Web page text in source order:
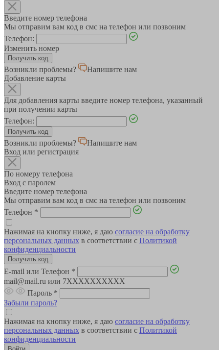
Введите номер телефона
Мы отправим вам код в смс на телефон или позвоним
Телефон:
Изменить номер
Возникли проблемы?
Напишите нам
Добавление карты
Для добавления карты введите номер телефона, указанный
при получении карты
Телефон:
Возникли проблемы?
Напишите нам
Вход или регистрация
По номеру телефона
Вход с паролем
Введите номер телефона
Мы отправим вам код в смс на телефон или позвоним
Телефон *
Нажимая на кнопку ниже, я даю согласие на обработку
персональных данных в соответствии с Политикой
конфиденциальности
E-mail или Телефон *
mail@mail.ru или 7XXXXXXXXXX
Пароль *
Забыли пароль?
Нажимая на кнопку ниже, я даю согласие на обработку
персональных данных в соответствии с Политикой
конфиденциальности